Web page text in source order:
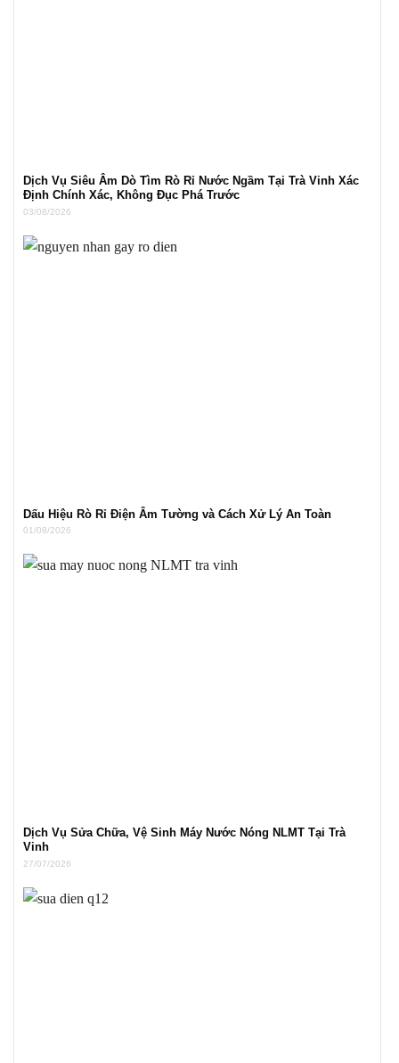
Dịch Vụ Siêu Âm Dò Tìm Rò Rỉ Nước Ngầm Tại Trà Vinh Xác
Định Chính Xác, Không Đục Phá Trước
03/08/2026
Dấu Hiệu Rò Rỉ Điện Âm Tường và Cách Xử Lý An Toàn
01/08/2026
Dịch Vụ Sửa Chữa, Vệ Sinh Máy Nước Nóng NLMT Tại Trà
Vinh
27/07/2026